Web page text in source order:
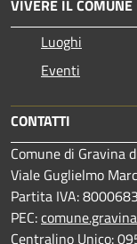
VIVERE IL COMUNE
Luoghi
Eventi
CONTATTI
Comune di Gravina
Viale Guglielmo
Partita IVA:
PEC:
Centralino Unico: